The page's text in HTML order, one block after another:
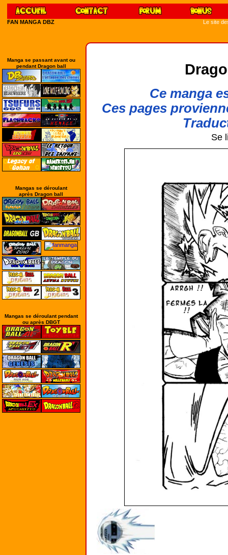
FAN MANGA DBZ Le site
Manga se passant avant ou
pendant Dragon ball
Mangas se déroulant
après Dragon ball
Mangas se déroulant pendant
ou après DBGT
Ce manga
Ces pages
Se